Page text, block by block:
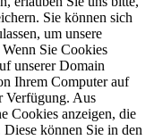
Sie können sich
um unsere
Sie Cookies
unserer Domain
Ihrem Computer auf
Verfügung. Aus
Cookies anzeigen, die
können Sie in den